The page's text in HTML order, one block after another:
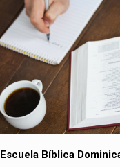
Escuela Bíblica